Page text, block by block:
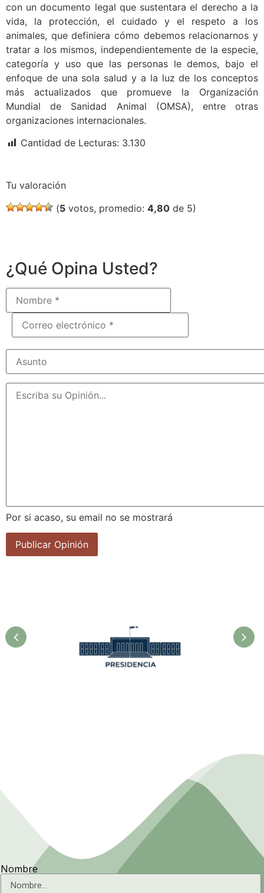
con un documento legal que sustentara el derecho a la
vida, la protección, el cuidado y el respeto a los
animales, que definiera cómo debemos relacionarnos y
tratar a los mismos, independientemente de la especie,
categoría y uso que las personas le demos, bajo el
enfoque de una sola salud y a la luz de los conceptos
más actualizados que promueve la Organización
Mundial de Sanidad Animal (OMSA), entre otras
organizaciones internacionales.
Cantidad de Lecturas: 3.130
Tu valoración
(5 votos, promedio: 4,80 de 5)
¿Qué Opina Usted?
Por si acaso, su email no se mostrará
Nombre